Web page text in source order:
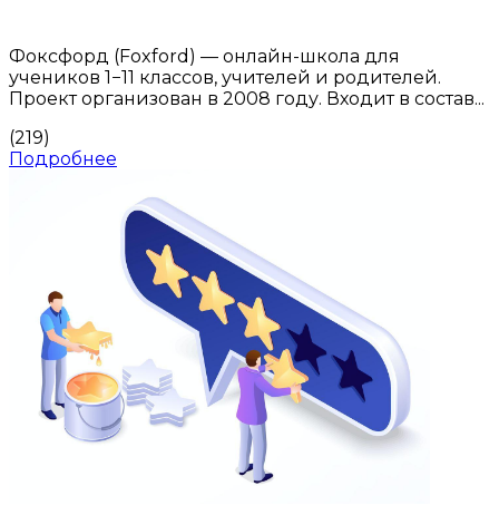
Фоксфорд (Foxford) — онлайн-школа для
учеников 1−11 классов, учителей и родителей.
Проект организован в 2008 году. Входит в состав...
(219)
Подробнее